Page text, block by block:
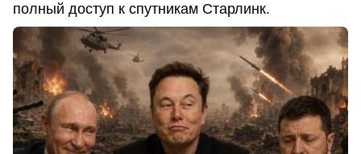
полный доступ к спутникам Старлинк.